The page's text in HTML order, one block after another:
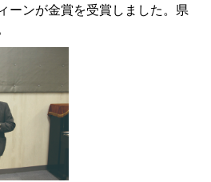
ーンが金賞を受賞しました。県